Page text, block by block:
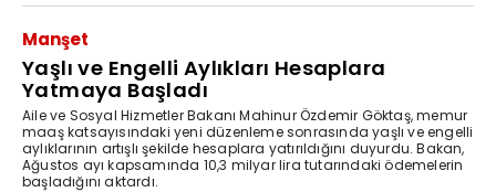
Manşet
Yaşlı ve Engelli Aylıkları Hesaplara
Yatmaya Başladı
Aile ve Sosyal Hizmetler Bakanı Mahinur Özdemir Göktaş, memur
maaş katsayısındaki yeni düzenleme sonrasında yaşlı ve engelli
aylıklarının artışlı şekilde hesaplara yatırıldığını duyurdu. Bakan,
Ağustos ayı kapsamında 10,3 milyar lira tutarındaki ödemelerin
başladığını aktardı.